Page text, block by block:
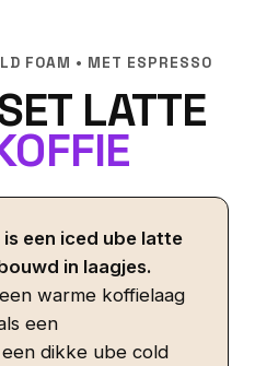
FOAM • MET ESPRESSO
LATTE
een iced ube latte
in laagjes.
warme koffielaag
een
dikke ube cold